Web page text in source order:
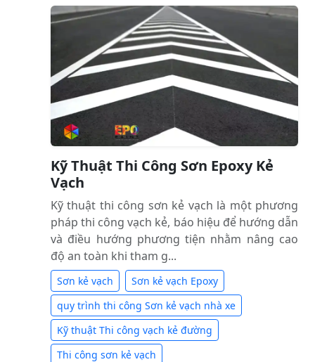
Kỹ Thuật Thi Công Sơn Epoxy Kẻ
Vạch
Kỹ thuật thi công sơn kẻ vạch là một phương
pháp thi công vạch kẻ, báo hiệu để hướng dẫn
và điều hướng phương tiện nhằm nâng cao
độ an toàn khi tham g...
Sơn kẻ vạch
Sơn kẻ vạch Epoxy
quy trình thi công Sơn kẻ vạch nhà xe
Kỹ thuật Thi công vạch kẻ đường
Thi công sơn kẻ vạch